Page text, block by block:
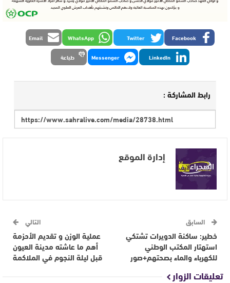
Facebook
Twitter
WhatsApp
Email
LinkedIn
Messenger طباعة
رابط المشاركة :
إدارة الموقع
السابق
خطير: ساكنة الدويرات تشتكي
استهتار المكتب الوطني
للكهرباء والماء بصحتهم+صور
التالي
عملية الوزن و تقديم الأحزمة
أهم ما عاشته مدينة العيون
قبل ليلة النجوم في الملاكمة
تعليقات الزوار